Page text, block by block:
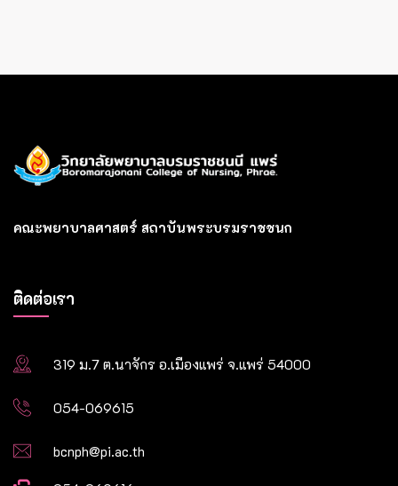
คณะพยาบาลศาสตร์ สถาบันพระบรมราชชนก
ติดต่อเรา
319 ม.7 ต.นาจักร อ.เมืองแพร่ จ.แพร่ 54000
054-069615
bcnph@pi.ac.th